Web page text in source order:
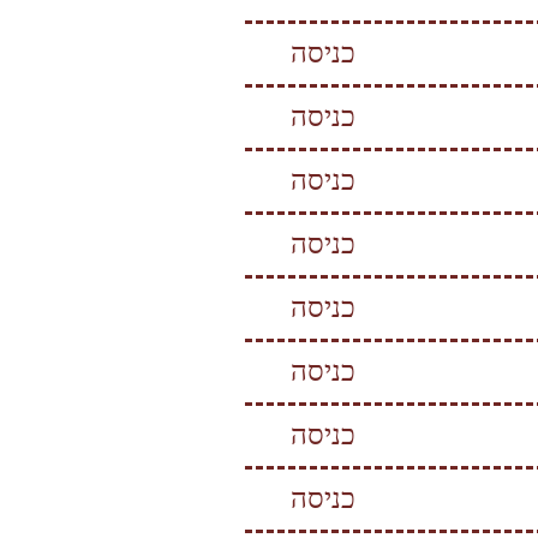
כניסה
כניסה
כניסה
כניסה
כניסה
כניסה
כניסה
כניסה